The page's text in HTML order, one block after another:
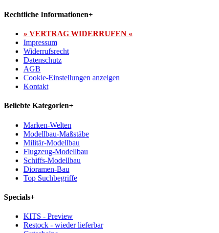
Rechtliche Informationen+
» VERTRAG WIDERRUFEN «
Impressum
Widerrufsrecht
Datenschutz
AGB
Cookie-Einstellungen anzeigen
Kontakt
Beliebte Kategorien+
Marken-Welten
Modellbau-Maßstäbe
Militär-Modellbau
Flugzeug-Modellbau
Schiffs-Modellbau
Dioramen-Bau
Top Suchbegriffe
Specials+
KITS - Preview
Restock - wieder lieferbar